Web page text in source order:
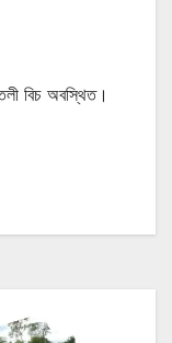
বিচ অবস্থিত।